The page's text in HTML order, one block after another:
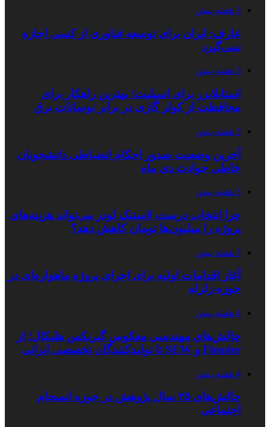
3 هفته پیش
عارف: ایران برای توسعه فناوری از کسی اجازه
نمی‌گیرد
3 هفته پیش
استابلایزر برای اسپلیت؛ بهترین راهکار برای
محافظت از کولر گازی در برابر نوسانات برق
3 هفته پیش
آخرین وضعیت صدور احکام انضباطی دانشجویان
خاطی حوادث دی ماه
3 هفته پیش
چرا انتخاب درست لاستیک لودر می‌تواند هزینه‌های
پروژه را میلیون‌ها تومان کاهش دهد؟
3 هفته پیش
آغاز اقدامات اولیه برای اجرای پروژه ماهواره‌ای در
حوزه زلزله
4 هفته پیش
چالش‌های مهندسی معکوس گیربکس هلیکال؛ از
Flender و SEW تا تولیدکنندگان تخصصی ایرانی
4 هفته پیش
چالش‌های ۲۵ سال پژوهش در حوزه انسجام
اجتماعی